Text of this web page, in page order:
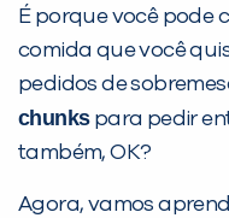
É porque você pode
comida que você
pedidos de
chunkspara pedir
também, OK?
Agora, vamos